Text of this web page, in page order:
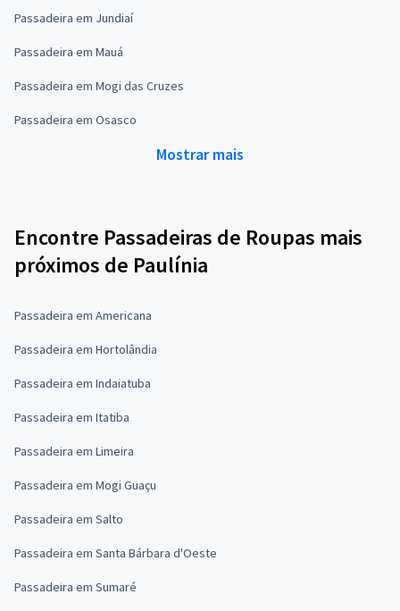
Passadeira em Jundiaí
Passadeira em Mauá
Passadeira em Mogi das Cruzes
Passadeira em Osasco
Mostrar mais
Encontre Passadeiras de Roupas mais
próximos de Paulínia
Passadeira em Americana
Passadeira em Hortolândia
Passadeira em Indaiatuba
Passadeira em Itatiba
Passadeira em Limeira
Passadeira em Mogi Guaçu
Passadeira em Salto
Passadeira em Santa Bárbara d'Oeste
Passadeira em Sumaré